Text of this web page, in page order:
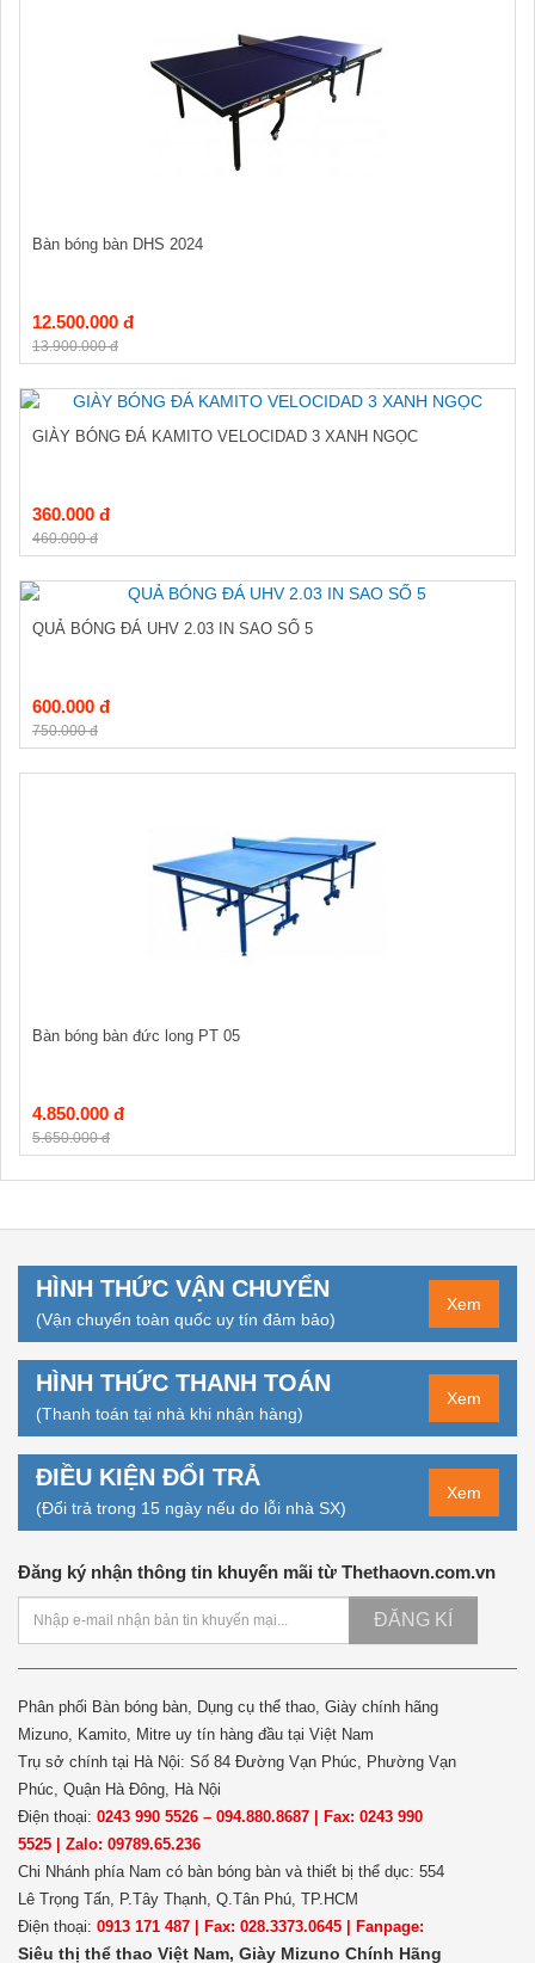
Bàn bóng bàn DHS 2024
12.500.000 đ
13.900.000 đ
GIÀY BÓNG ĐÁ KAMITO VELOCIDAD 3 XANH NGỌC
360.000 đ
460.000 đ
QUẢ BÓNG ĐÁ UHV 2.03 IN SAO SỐ 5
600.000 đ
750.000 đ
Bàn bóng bàn đức long PT 05
4.850.000 đ
5.650.000 đ
HÌNH THỨC VẬN CHUYỂN
(Vận chuyển toàn quốc uy tín đảm bảo)
Xem
HÌNH THỨC THANH TOÁN
(Thanh toán tại nhà khi nhận hàng)
Xem
ĐIỀU KIỆN ĐỔI TRẢ
(Đổi trả trong 15 ngày nếu do lỗi nhà SX)
Xem
Đăng ký nhận thông tin khuyến mãi từ Thethaovn.com.vn
ĐĂNG KÍ
Phân phối Bàn bóng bàn, Dụng cụ thể thao, Giày chính hãng
Mizuno, Kamito, Mitre uy tín hàng đầu tại Việt Nam
Trụ sở chính tại Hà Nội: Số 84 Đường Vạn Phúc, Phường Vạn
Phúc, Quận Hà Đông, Hà Nội
Điện thoại: 0243 990 5526 – 094.880.8687 | Fax: 0243 990
5525 | Zalo: 09789.65.236
Chi Nhánh phía Nam có bàn bóng bàn và thiết bị thể dục: 554
Lê Trọng Tấn, P.Tây Thạnh, Q.Tân Phú, TP.HCM
Điện thoại: 0913 171 487 | Fax: 028.3373.0645 | Fanpage:
Siêu thị thể thao Việt Nam, Giày Mizuno Chính Hãng